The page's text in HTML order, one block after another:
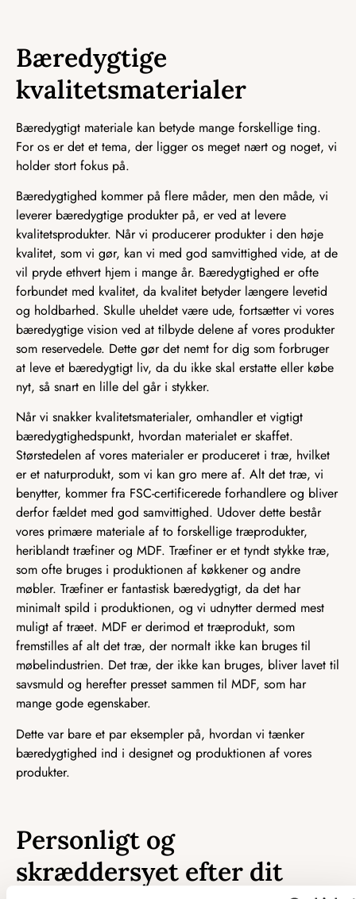
Bæredygtige
kvalitetsmaterialer
Bæredygtigt materiale kan betyde mange forskellige ting.
For os er det et tema, der ligger os meget nært og noget, vi
holder stort fokus på.
Bæredygtighed kommer på flere måder, men den måde, vi
leverer bæredygtige produkter på, er ved at levere
kvalitetsprodukter. Når vi producerer produkter i den høje
kvalitet, som vi gør, kan vi med god samvittighed vide, at de
vil pryde ethvert hjem i mange år. Bæredygtighed er ofte
forbundet med kvalitet, da kvalitet betyder længere levetid
og holdbarhed. Skulle uheldet være ude, fortsætter vi vores
bæredygtige vision ved at tilbyde delene af vores produkter
som reservedele. Dette gør det nemt for dig som forbruger
at leve et bæredygtigt liv, da du ikke skal erstatte eller købe
nyt, så snart en lille del går i stykker.
Når vi snakker kvalitetsmaterialer, omhandler et vigtigt
bæredygtighedspunkt, hvordan materialet er skaffet.
Størstedelen af vores materialer er produceret i træ, hvilket
er et naturprodukt, som vi kan gro mere af. Alt det træ, vi
benytter, kommer fra FSC-certificerede forhandlere og bliver
derfor fældet med god samvittighed. Udover dette består
vores primære materiale af to forskellige træprodukter,
heriblandt træfiner og MDF. Træfiner er et tyndt stykke træ,
som ofte bruges i produktionen af køkkener og andre
møbler. Træfiner er fantastisk bæredygtigt, da det har
minimalt spild i produktionen, og vi udnytter dermed mest
muligt af træet. MDF er derimod et træprodukt, som
fremstilles af alt det træ, der normalt ikke kan bruges til
møbelindustrien. Det træ, der ikke kan bruges, bliver lavet til
savsmuld og herefter presset sammen til MDF, som har
mange gode egenskaber.
Dette var bare et par eksempler på, hvordan vi tænker
bæredygtighed ind i designet og produktionen af vores
produkter.
Personligt og
skræddersyet efter dit